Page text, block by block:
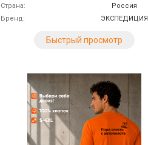
Страна
Россия
Бренд
ЭКСПЕДИЦИЯ
Быстрый просмотр